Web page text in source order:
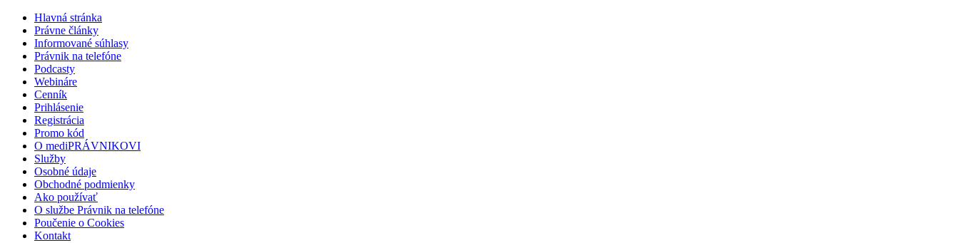
Hlavná stránka
Právne články
Informované súhlasy
Právnik na telefóne
Podcasty
Webináre
Cenník
Prihlásenie
Registrácia
Promo kód
O mediPRÁVNIKOVI
Služby
Osobné údaje
Obchodné podmienky
Ako používať
O službe Právnik na telefóne
Poučenie o Cookies
Kontakt